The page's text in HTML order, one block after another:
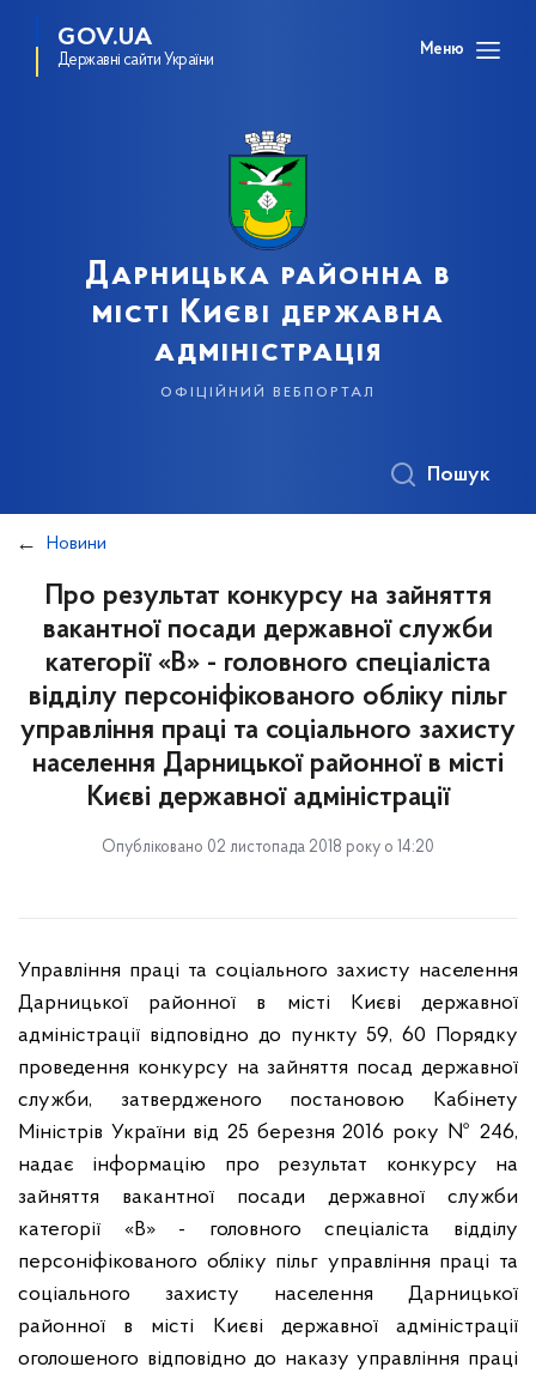
GOV.UA
Державні сайти України
Меню
Дарницька районна в
місті Києві державна
адміністрація
офіційний вебпортал
Пошук
Новини
Про результат конкурсу на зайняття
вакантної посади державної служби
категорії «В» - головного спеціаліста
відділу персоніфікованого обліку пільг
управління праці та соціального захисту
населення Дарницької районної в місті
Києві державної адміністрації
Опубліковано 02 листопада 2018 року о 14:20
Управління праці та соціального захисту населення
Дарницької районної в місті Києві державної
адміністрації відповідно до пункту 59, 60 Порядку
проведення конкурсу на зайняття посад державної
служби, затвердженого постановою Кабінету
Міністрів України від 25 березня 2016 року № 246,
надає інформацію про результат конкурсу на
зайняття вакантної посади державної служби
категорії «В» - головного спеціаліста відділу
персоніфікованого обліку пільг управління праці та
соціального захисту населення Дарницької
районної в місті Києві державної адміністрації
оголошеного відповідно до наказу управління праці